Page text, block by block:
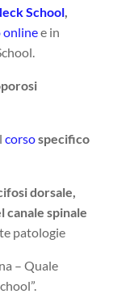
School,
onlinee in
corsospecifico
dorsale,
canale spinale
patologie
– Quale